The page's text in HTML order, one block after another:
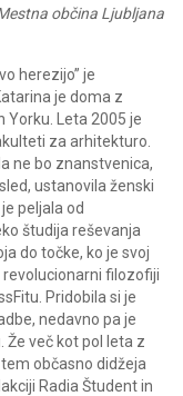
občina Ljubljana
herezijo” je
je doma z
Yorku. Leta 2005 je
za arhitekturo.
ne bo znanstvenica,
ustanovila ženski
peljala od
študija reševanja
do točke, ko je svoj
filozofiji
Pridobila si je
nedavno pa je
Že več kot pol leta z
občasno didžeja
Radia Študent in